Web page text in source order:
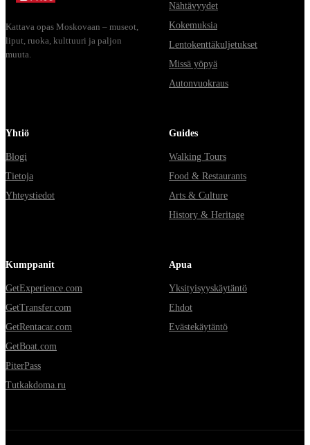
Kattava opas Moskovaan – museot,
liput, ruoka, kulttuuri ja paljon
muuta.
Nähtävyydet
Kokemuksia
Lentokenttäkuljetukset
Missä yöpyä
Autonvuokraus
Yhtiö
Blogi
Tietoja
Yhteystiedot
Guides
Walking Tours
Food & Restaurants
Arts & Culture
History & Heritage
Kumppanit
GetExperience.com
GetTransfer.com
GetRentacar.com
GetBoat.com
PiterPass
Tutkakdoma.ru
Apua
Yksityisyyskäytäntö
Ehdot
Evästekäytäntö